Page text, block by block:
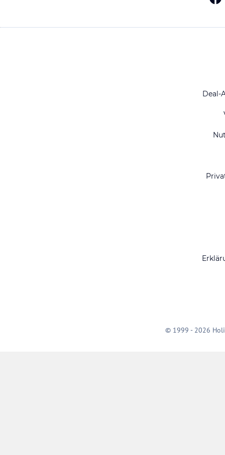
Deal-
© 1999 - 2026